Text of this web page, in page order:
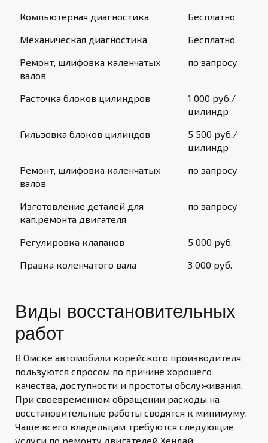
Компьютерная диагностика
Бесплатно
Механическая диагностика
Бесплатно
Ремонт, шлифовка каленчатых
валов
по запросу
Расточка блоков цилиндров
1 000 руб./
цилиндр
Гильзовка блоков цилиндов
5 500 руб./
цилиндр
Ремонт, шлифовка каленчатых
валов
по запросу
Изготовление деталей для
кап.ремонта двигателя
по запросу
Регулировка клапанов
5 000 руб.
Правка коленчатого вала
3 000 руб.
Виды восстановительных
работ
В Омске автомобили корейского производителя
пользуются спросом по причине хорошего
качества, доступности и простоты обслуживания.
При своевременном обращении расходы на
восстановительные работы сводятся к минимуму.
Чаще всего владельцам требуются следующие
услуги по ремонту двигателей Хендай: